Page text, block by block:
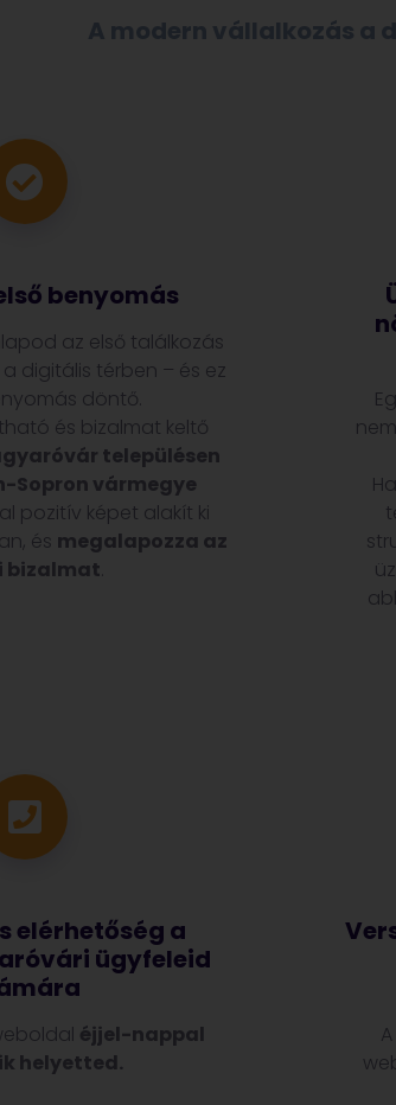
A modern vállalkozás a
benyomás
az első találkozás
digitális térben – és ez
döntő.
és bizalmat keltő
településen
Sopron vármegye
pozitív képet alakít ki
és megalapozza az
bizalmat
elérhetőség a
ügyfeleid
éjjel-nappal
helyetted.